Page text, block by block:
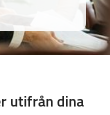
utifrån dina